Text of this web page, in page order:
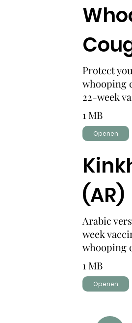
Protect
whooping
22-week
1 MB
Openen
(AR)
Arabic
week
whooping
1 MB
Openen